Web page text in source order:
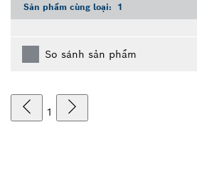
Sản phẩm cùng loại: 1
So sánh sản phẩm
1